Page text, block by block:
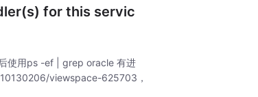
for this servic
使用ps -ef | grep oracle 有进
viewspace-625703，